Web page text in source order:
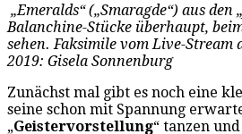
„Emeralds“ („Smaragde“) aus den
Balanchine-Stücke überhaupt,
sehen. Faksimile vom Live-
2019: Gisela Sonnenburg
Zunächst mal gibt es noch eine
seine schon mit Spannung
„Geistervorstellung“ tanzen